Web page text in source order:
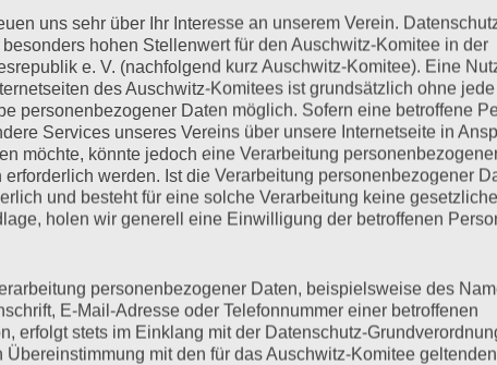
07.07.2020
Verhandlungstag, begannen heute die ersten Anwälte der
Rückel, der u.a. den Zeugen Henri Zajdenwerger vertritt, das
Worten: „Wo Unrecht zu Recht wird, wird Widerstand zur
mehr ...
uns sehr über Ihr Interesse an unserem Verein.
hohen Stellenwert für den Auschwitz-Komitee in der
e. V. (nachfolgend kurz Auschwitz-Komitee). Eine
des Auschwitz-Komitees ist grundsätzlich ohne jede
personenbezogener Daten möglich. Sofern eine betroffene
Services unseres Vereins über unsere Internetseite in
möchte, könnte jedoch eine Verarbeitung
erforderlich werden. Ist die Verarbeitung personenbezogener
und besteht für eine solche Verarbeitung keine gesetzliche
holen wir generell eine Einwilligung der betroffenen
personenbezogener Daten, beispielsweise des
E-Mail-Adresse oder Telefonnummer einer betroffenen
erfolgt stets im Einklang mit der Datenschutz-
Übereinstimmung mit den für das Auschwitz-Komitee geltenden